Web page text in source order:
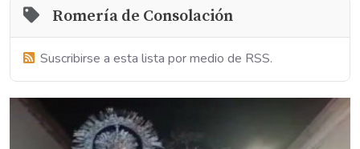
Romería de Consolación
Suscribirse a esta lista por medio de RSS.